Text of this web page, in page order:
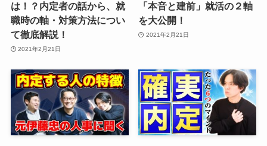
は！？内定者の話から、就
職時の軸・対策方法につい
て徹底解説！
2021年2月21日
「本音と建前」就活の２軸
を大公開！
2021年2月21日